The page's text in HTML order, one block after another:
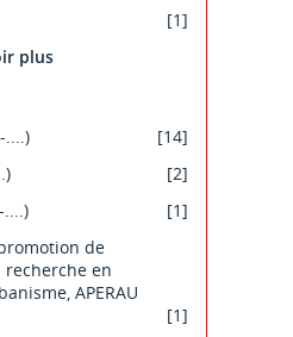
[1]
....)
[14]
[2]
[1]
de
en
APERAU
[1]